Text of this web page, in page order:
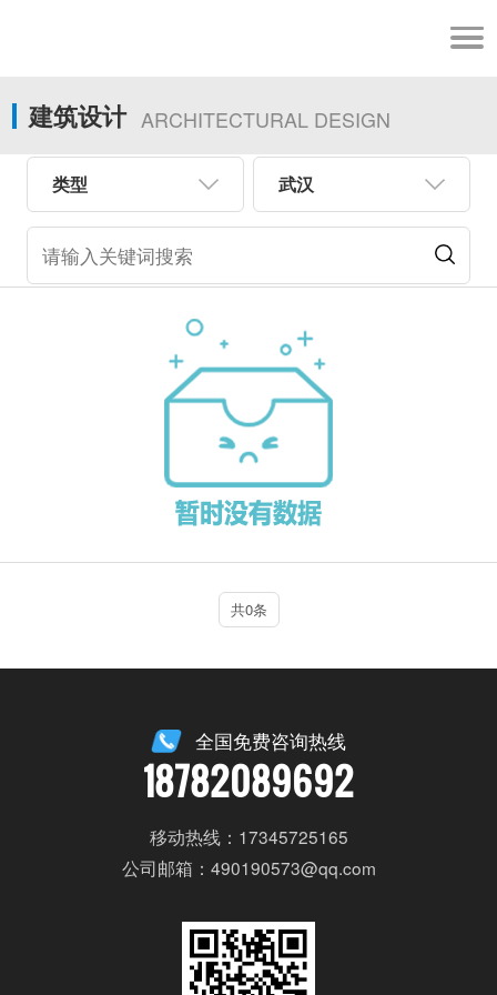
建筑设计 ARCHITECTURAL DESIGN
类型 武汉
共0条
全国免费咨询热线
18782089692
移动热线：17345725165
公司邮箱：490190573@qq.com